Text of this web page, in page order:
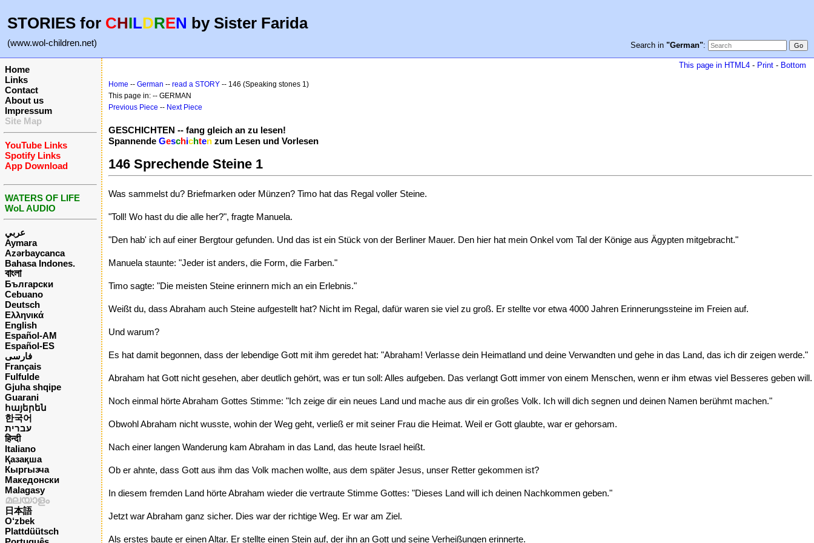
STORIES for CHILDREN by Sister Farida
(www.wol-children.net) Search in "German":
Home
Links
Contact
About us
Impressum
Site Map
YouTube Links
Spotify Links
App Download
WATERS OF LIFE
WoL AUDIO
عربي
Aymara
Azərbaycanca
Bahasa Indones.
বাংলা
Български
Cebuano
Deutsch
Ελληνικά
English
Español-AM
Español-ES
فارسی
Français
Fulfulde
Gjuha shqipe
Guarani
հայերեն
한국어
עברית
हिन्दी
Italiano
Қазақша
Кыргызча
Македонски
Malagasy
മലയാളം
日本語
O‘zbek
Plattdüütsch
This page in HTML4 - Print - Bottom
Home -- German -- read a STORY -- 146 (Speaking stones 1)
This page in: -- GERMAN
Previous Piece -- Next Piece
GESCHICHTEN -- fang gleich an zu lesen!
Spannende Geschichten zum Lesen und Vorlesen
146 Sprechende Steine 1
Was sammelst du? Briefmarken oder Münzen? Timo hat das Regal voller Steine.
"Toll! Wo hast du die alle her?", fragte Manuela.
"Den hab' ich auf einer Bergtour gefunden. Und das ist ein Stück von der Berliner Mauer. Den hier hat mein Onkel vom Tal der Könige aus Ägypten mitgebracht."
Manuela staunte: "Jeder ist anders, die Form, die Farben."
Timo sagte: "Die meisten Steine erinnern mich an ein Erlebnis."
Weißt du, dass Abraham auch Steine aufgestellt hat? Nicht im Regal, dafür waren sie viel zu groß. Er stellte vor etwa 4000 Jahren Erinnerungssteine im Freien auf.
Und warum?
Es hat damit begonnen, dass der lebendige Gott mit ihm geredet hat: "Abraham! Verlasse dein Heimatland und deine Verwandten und gehe in das Land, das ich dir zeigen werde."
Abraham hat Gott nicht gesehen, aber deutlich gehört, was er tun soll: Alles aufgeben. Das verlangt Gott immer von einem Menschen, wenn er ihm etwas viel Besseres geben will.
Noch einmal hörte Abraham Gottes Stimme: "Ich zeige dir ein neues Land und mache aus dir ein großes Volk. Ich will dich segnen und deinen Namen berühmt machen."
Obwohl Abraham nicht wusste, wohin der Weg geht, verließ er mit seiner Frau die Heimat. Weil er Gott glaubte, war er gehorsam.
Nach einer langen Wanderung kam Abraham in das Land, das heute Israel heißt.
Ob er ahnte, dass Gott aus ihm das Volk machen wollte, aus dem später Jesus, unser Retter gekommen ist?
In diesem fremden Land hörte Abraham wieder die vertraute Stimme Gottes: "Dieses Land will ich deinen Nachkommen geben."
Jetzt war Abraham ganz sicher. Dies war der richtige Weg. Er war am Ziel.
Als erstes baute er einen Altar. Er stellte einen Stein auf, der ihn an Gott und seine Verheißungen erinnerte.